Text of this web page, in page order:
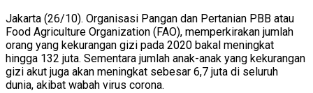
Jakarta (26/10). Organisasi Pangan dan Pertanian PBB atau
Food Agriculture Organization (FAO), memperkirakan jumlah
orang yang kekurangan gizi pada 2020 bakal meningkat
hingga 132 juta. Sementara jumlah anak-anak yang kekurangan
gizi akut juga akan meningkat sebesar 6,7 juta di seluruh
dunia, akibat wabah virus corona.